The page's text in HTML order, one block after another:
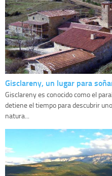
Gisclareny, un lugar para
Gisclareny es conocido como el
detiene el tiempo para descubrir
natura...